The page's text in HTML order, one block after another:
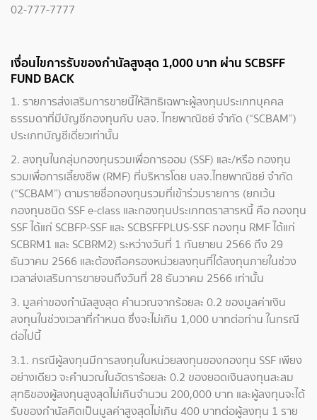
02-777-7777
เงื่อนไขการรับของกำนัลสูงสุด 1,000 บาท ผ่าน SCBSFF
FUND BACK
1. รายการส่งเสริมการขายนี้ให้สิทธิเฉพาะผู้ลงทุนประเภทบุคคล
ธรรมดาที่มีบัญชีกองทุนกับ บลจ. ไทยพาณิชย์ จำกัด (“SCBAM”)
ประเภทบัญชีเดี่ยวเท่านั้น
2. ลงทุนในกลุ่มกองทุนรวมเพื่อการออม (SSF) และ/หรือ กองทุน
รวมเพื่อการเลี้ยงชีพ (RMF) ที่บริหารโดย บลจ.ไทยพาณิชย์ จำกัด
(“SCBAM”) ตามรายชื่อกองทุนรวมที่เข้าร่วมรายการ (ยกเว้น
กองทุนชนิด SSF e-class และกองทุนประเภทตราสารหนี้ คือ กองทุน
SSF ได้แก่ SCBFP-SSF และ SCBSFFPLUS-SSF กองทุน RMF ได้แก่
SCBRM1 และ SCBRM2) ระหว่างวันที่ 1 กันยายน 2566 ถึง 29
ธันวาคม 2566 และต้องถือครองหน่วยลงทุนที่ได้ลงทุนภายในช่วง
เวลาส่งเสริมการขายจนถึงวันที่ 28 ธันวาคม 2566 เท่านั้น
3. มูลค่าของกำนัลสูงสุด คำนวณจากร้อยละ 0.2 ของมูลค่าเงิน
ลงทุนในช่วงเวลาที่กำหนด ซึ่งจะไม่เกิน 1,000 บาทต่อท่าน ในกรณี
ต่อไปนี้
3.1. กรณีผู้ลงทุนมีการลงทุนในหน่วยลงทุนของกองทุน SSF เพียง
อย่างเดียว จะคำนวณในอัตราร้อยละ 0.2 ของยอดเงินลงทุนสะสม
สุทธิของผู้ลงทุนสูงสุดไม่เกินจำนวน 200,000 บาท และผู้ลงทุนจะได้
รับของกำนัลคิดเป็นมูลค่าสูงสุดไม่เกิน 400 บาทต่อผู้ลงทุน 1 ราย